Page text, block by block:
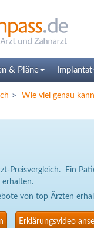
& Pläne Implantat
Wie viel genau
Preisvergleich. Ein
erhalten.
von top Ärzten
Erklärungsvideo